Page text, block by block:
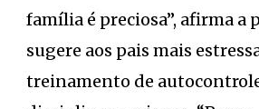
família é preciosa”, afirma a
sugere aos pais mais
treinamento de